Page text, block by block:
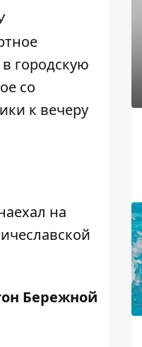
городскую
со
к вечеру
на
Бережной